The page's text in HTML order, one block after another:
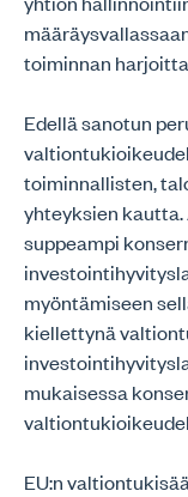
toiminnan
Edellä sanotun
toiminnallisten,
yhteyksien
suppeampi
myöntämiseen
kiellettynä
mukaisessa
EU:n